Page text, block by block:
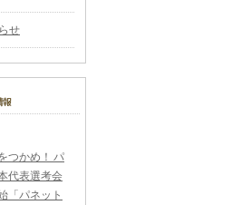
せ
つかめ！ パ
代表選考会
「パネット